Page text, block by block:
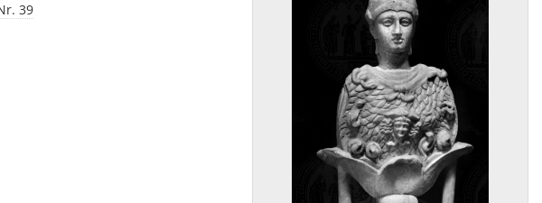
39